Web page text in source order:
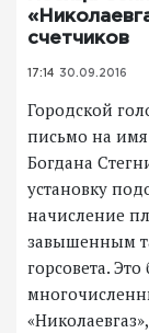
счетчиков
17:14 30.09.2016
Городской
письмо на
Богдана
установку
начисление
завышенным
горсовета.